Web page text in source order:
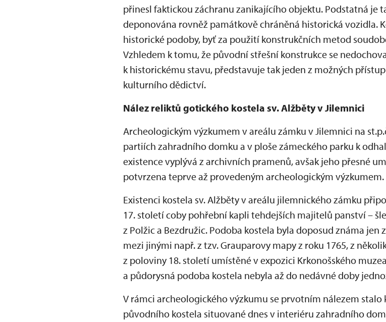
přinesl faktickou záchranu zanikajícího objektu. Podstatná je
deponována rovněž památkově chráněná historická vozidla.
historické podoby, byť za použití konstrukčních metod
Vzhledem k tomu, že původní střešní konstrukce se
k historickému stavu, představuje tak jeden z možných
kulturního dědictví.
Nález reliktů gotického kostela sv. Alžběty v Jilemnici
Archeologickým výzkumem v areálu zámku v Jilemnici na
partiích zahradního domku a v ploše zámeckého parku k
existence vyplývá z archivních pramenů, avšak jeho přesné
potvrzena teprve až provedeným archeologickým výzkumem.
Existenci kostela sv. Alžběty v areálu jilemnického zámku
17. století coby pohřební kapli tehdejších majitelů panství –
z Polžic a Bezdružic. Podoba kostela byla doposud známa
mezi jinými např. z tzv. Grauparovy mapy z roku 1765, z
z poloviny 18. století umístěné v expozici Krkonošského
a půdorysná podoba kostela nebyla až do nedávné doby
V rámci archeologického výzkumu se prvotním nálezem
původního kostela situované dnes v interiéru zahradního